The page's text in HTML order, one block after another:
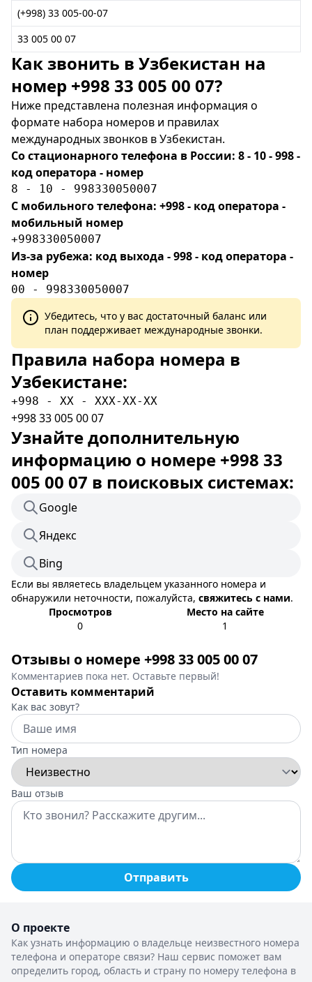
(+998) 33 005-00-07
33 005 00 07
Как звонить в Узбекистан на
номер +998 33 005 00 07?
Ниже представлена полезная информация о
формате набора номеров и правилах
международных звонков в Узбекистан.
Со стационарного телефона в России: 8 - 10 - 998 -
код оператора - номер
8 - 10 - 998330050007
С мобильного телефона: +998 - код оператора -
мобильный номер
+998330050007
Из-за рубежа: код выхода - 998 - код оператора -
номер
00 - 998330050007
Убедитесь, что у вас достаточный баланс или
план поддерживает международные звонки.
Правила набора номера в
Узбекистане:
+998 - XX - XXX-XX-XX
+998 33 005 00 07
Узнайте дополнительную
информацию о номере +998 33
005 00 07 в поисковых системах:
Google
Яндекс
Bing
Если вы являетесь владельцем указанного номера и
обнаружили неточности, пожалуйста, свяжитесь с нами.
Просмотров
0
Место на сайте
1
Отзывы о номере +998 33 005 00 07
Комментариев пока нет. Оставьте первый!
Оставить комментарий
Как вас зовут?
Тип номера
Ваш отзыв
Отправить
О проекте
Как узнать информацию о владельце неизвестного номера
телефона и операторе связи? Наш сервис поможет вам
определить город, область и страну по номеру телефона в